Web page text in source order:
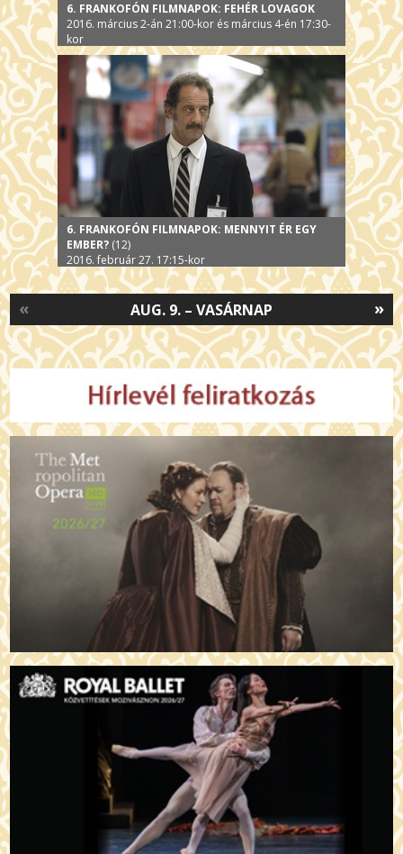
6. FRANKOFÓN FILMNAPOK: FEHÉR LOVAGOK
2016. március 2-án 21:00-kor és március 4-én 17:30-
kor
6. FRANKOFÓN FILMNAPOK: MENNYIT ÉR EGY
EMBER? (12)
2016. február 27. 17:15-kor
»
AUG. 9. – VASÁRNAP
«